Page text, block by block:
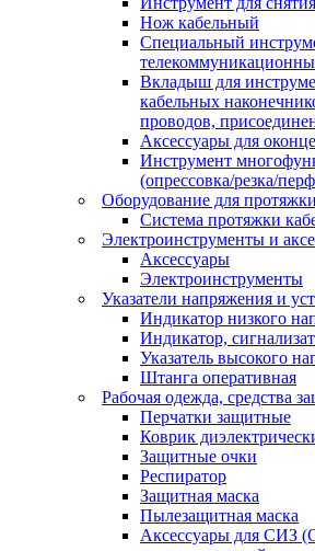
Нож кабельный
Специальный
Вкладыш для
кабельных
проводов,
Аксессуары для
Инструмент
(опрессовка/резка/
Оборудование для
Система протяжки
Электроинструменты и
Аксессуары
Электроинструменты
Указатели напряжения и
Индикатор низкого
Индикатор,
Указатель высокого
Штанга оперативная
Рабочая одежда, средства
Перчатки защитные
Коврик
Защитные очки
Респиратор
Защитная маска
Пылезащитная маска
Аксессуары для СИЗ